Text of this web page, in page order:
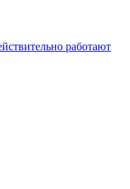
работают